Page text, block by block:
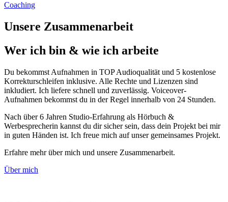
Coaching
Unsere Zusammenarbeit
Wer ich bin & wie ich arbeite
Du bekommst Aufnahmen in TOP Audioqualität und 5 kostenlose
Korrekturschleifen inklusive. Alle Rechte und Lizenzen sind
inkludiert. Ich liefere schnell und zuverlässig. Voiceover-
Aufnahmen bekommst du in der Regel innerhalb von 24 Stunden.
Nach über 6 Jahren Studio-Erfahrung als Hörbuch &
Werbesprecherin kannst du dir sicher sein, dass dein Projekt bei mir
in guten Händen ist. Ich freue mich auf unser gemeinsames Projekt.
Erfahre mehr über mich und unsere Zusammenarbeit.
Über mich